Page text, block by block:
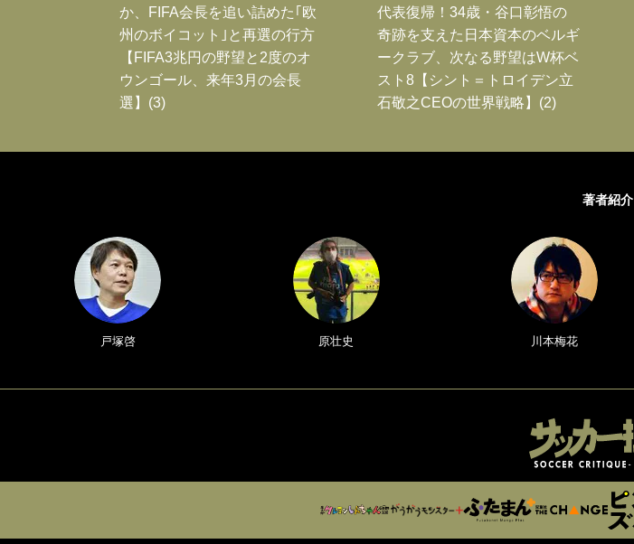
か、FIFA会長を追い詰めた｢欧
州のボイコット｣と再選の行方
【FIFA3兆円の野望と2度のオ
ウンゴール、来年3月の会長
選】(3)
代表復帰！34歳・谷口彰悟の
奇跡を支えた日本資本のベルギ
ークラブ、次なる野望はW杯ベ
スト8【シント＝トロイデン立
石敬之CEOの世界戦略】(2)
著者紹介
戸塚啓 原壮史 川本梅花